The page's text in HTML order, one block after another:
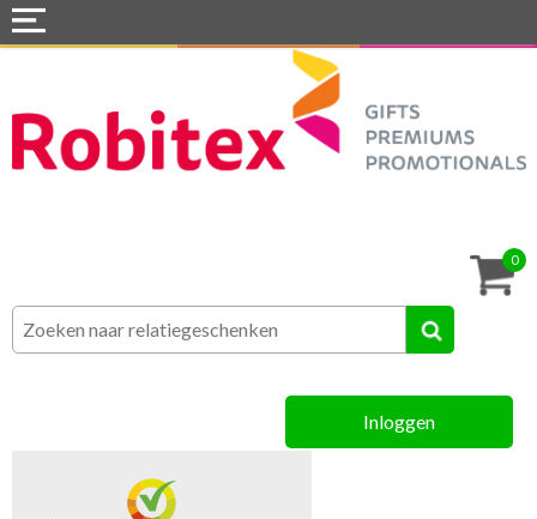
0
Inloggen
Webshops
Textiel